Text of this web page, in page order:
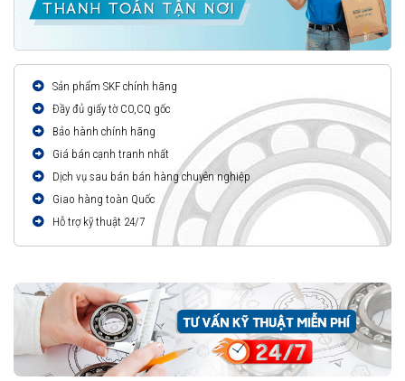
Sản phẩm SKF chính hãng
Đầy đủ giấy tờ CO,CQ gốc
Bảo hành chính hãng
Giá bán cạnh tranh nhất
Dịch vụ sau bán bán hàng chuyên nghiệp
Giao hàng toàn Quốc
Hỗ trợ kỹ thuật 24/7